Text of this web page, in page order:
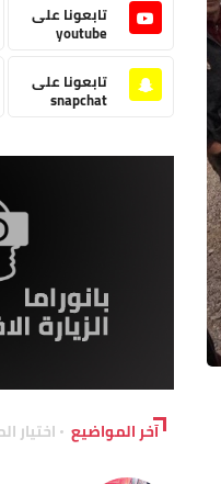
تابعونا على
youtube
تابعونا على
snapchat
آخر المواضيع اختيار